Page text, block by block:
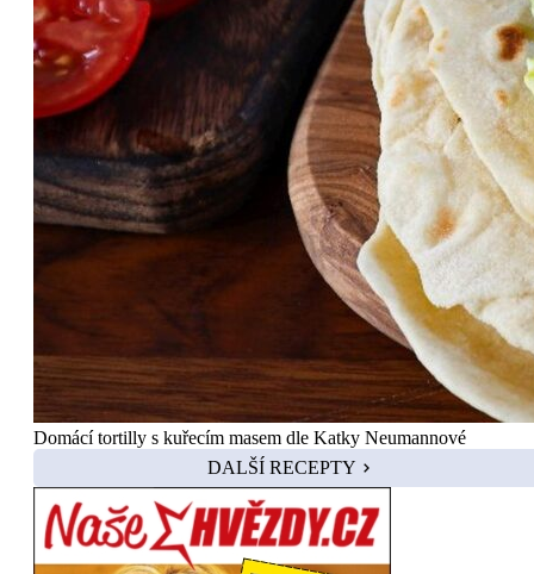
Domácí tortilly s kuřecím masem dle Katky Neumannové
DALŠÍ RECEPTY